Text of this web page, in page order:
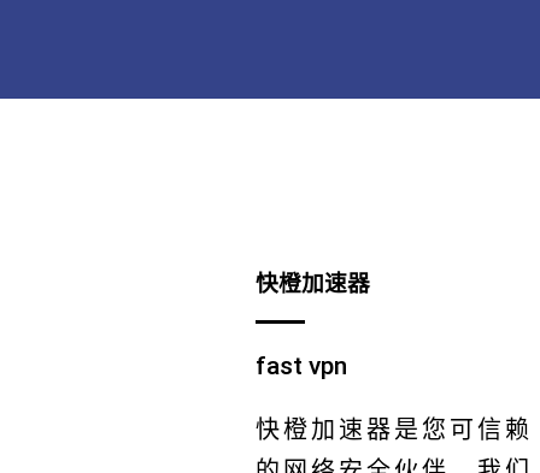
快橙加速器
fast vpn
快橙加速器是您可信赖